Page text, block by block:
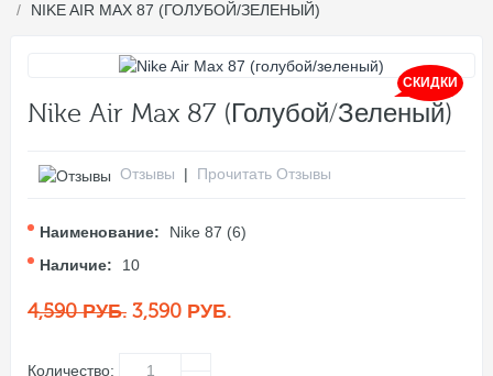
NIKE AIR MAX 87 (ГОЛУБОЙ/ЗЕЛЕНЫЙ)
СКИДКИ
Nike Air Max 87 (голубой/зеленый)
Отзывы | Прочитать Отзывы
Наименование:
Nike 87 (6)
Наличие:
10
4,590 РУБ. 3,590 РУБ.
Количество: